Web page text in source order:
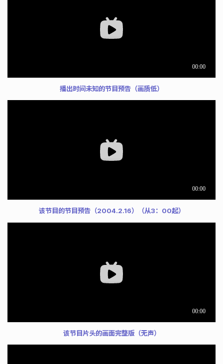
播出时间未知的节目预告（画质低）
该节目的节目预告（2004.2.16）（从3：00起）
该节目片头的画面完整版（无声）